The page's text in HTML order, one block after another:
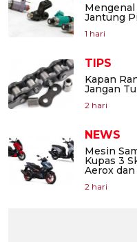
Jantung
1 hari
TIPS
Kapan
Jangan
2 hari
NEWS
Mesin
Kupas 3
Aerox dan
2 hari